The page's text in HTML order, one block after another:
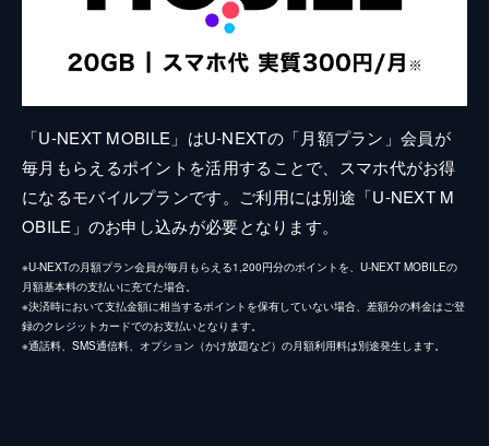
「U-NEXT MOBILE」はU-NEXTの「月額プラン」会員が
毎月もらえるポイントを活用することで、スマホ代がお得
になるモバイルプランです。ご利用には別途「U-NEXT M
OBILE」のお申し込みが必要となります。
※U-NEXTの月額プラン会員が毎月もらえる1,200円分のポイントを、U-NEXT MOBILEの
月額基本料の支払いに充てた場合。
※決済時において支払金額に相当するポイントを保有していない場合、差額分の料金はご登
録のクレジットカードでのお支払いとなります。
※通話料、SMS通信料、オプション（かけ放題など）の月額利用料は別途発生します。